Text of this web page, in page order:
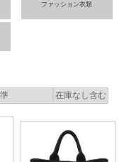
ファッション衣類